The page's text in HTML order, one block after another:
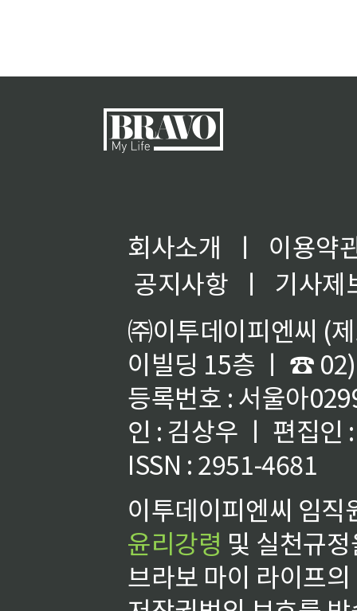
회사소개 ㅣ
이용약
공지사항
ㅣ
기사제
㈜이투데이피엔씨 (
이빌딩 15층 ㅣ ☎
등록번호 : 서울아
인 : 김상우 ㅣ 편집인
ISSN : 2951-4681
이투데이피엔씨 임
윤리강령 및 실천규
브라보 마이 라이프